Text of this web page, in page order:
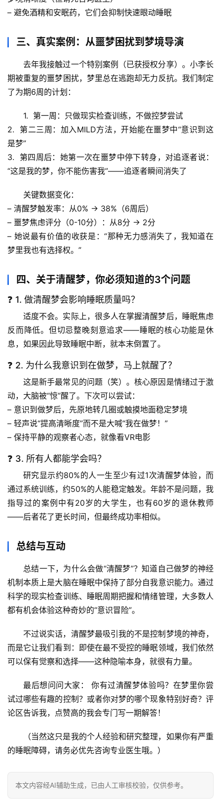
人
奥
历
史
宇
宙
天
生
活
科
学
技
沿
心
理
站
辟
谣
求
真
– 避免酒精和安眠药，它们会抑制快速眼动睡眠
三、真实案例：从噩梦困扰到梦境导演
去年我接触过一个特别案例（已获授权分享）。小李长
期被重复的噩梦困扰，梦里总在逃跑却无力反抗。我们制定
了为期6周的计划：
1. 第一周 ：只做现实检查训练，不做控梦尝试
2. 第二三周 ：加入MILD方法，开始能在噩梦中“意识到这
是梦”
3. 第四周后：她第一次在噩梦中停下转身，对追逐者说：
“这是我的梦，你不能伤害我”——追逐者瞬间消失了
关键数据变化：
– 清醒梦触发率：从0% → 38%（6周后）
– 噩梦焦虑评分（0-10分）：从8分 → 2分
– 她说最有价值的收获是：“那种无力感消失了，我知道在
梦里我也有选择权。”
四、关于清醒梦，你必须知道的3个问题
❓ 1. 做清醒梦会影响睡眠质量吗？
适度不会。实际上，很多人在掌握清醒梦后，睡眠焦虑
反而降低。但切忌整晚刻意追求——睡眠的核心功能是休
息，如果因此导致睡眠中断，就本末倒置了。
❓ 2. 为什么我意识到在做梦，马上就醒了？
这是新手最常见的问题（笑）。核心原因是情绪过于激
动，大脑被“惊”醒了。下次可以尝试：
– 意识到做梦后，先原地转几圈或触摸地面稳定梦境
– 轻声说“提高清晰度”而不是大喊“我在做梦！”
– 保持平静的观察者心态，就像看VR电影
❓ 3. 所有人都能学会吗？
研究显示约80%的人一生至少有过1次清醒梦体验，而
通过系统训练，约50%的人能稳定触发。年龄不是问题，我
指导过的案例中有20岁的大学生，也有60岁的退休教师
——后者花了更长时间，但最终成功率相似。
总结与互动
总结一下， 为什么会做“清醒梦”？知道自己做梦的神经
机制本质上是大脑在睡眠中保持了部分自我意识能力。通过
科学的现实检查训练、睡眠周期把握和情绪管理，大多数人
都有机会体验这种奇妙的“意识冒险”。
不过说实话，清醒梦最吸引我的不是控制梦境的神奇，
而是它让我们看到： 即使在最不受控的睡眠领域，我们依然
可以保有觉察和选择——这种隐喻本身，就很有力量。
最后想问问大家：
你有过清醒梦体验吗？在梦里你尝
试过哪些有趣的控制？或者你对梦的哪个现象特别好奇？ 评
论区告诉我，点赞高的我会专门写一期解答！
（当然这只是我的个人经验和研究整理，如果你有严重
的睡眠障碍，请务必优先咨询专业医生哦。）
本文内容经AI辅助生成，已由人工审核校验，仅供参考。